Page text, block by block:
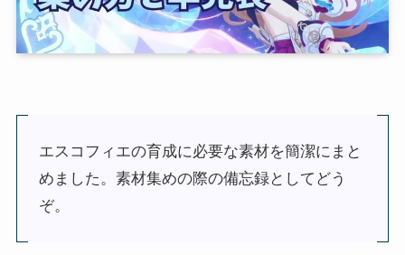
エスコフィエの育成に必要な素材を簡潔にまと
めました。素材集めの際の備忘録としてどう
ぞ。